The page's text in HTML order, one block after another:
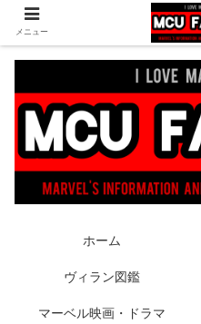
ヒーロー映画やコミック、フィギュ
DC
ホーム
ヴィラン図鑑
マーベル映画・ドラマ
メニュー